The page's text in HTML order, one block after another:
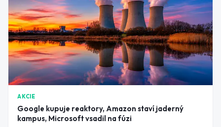
AKCIE
Google kupuje reaktory, Amazon staví jaderný
kampus, Microsoft vsadil na fúzi